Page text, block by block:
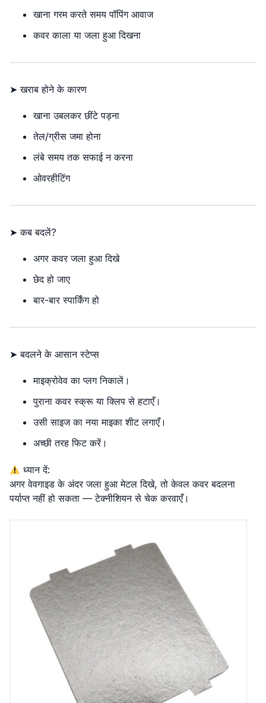
खाना गरम करते समय पॉपिंग आवाज
कवर काला या जला हुआ दिखना
➤ खराब होने के कारण
खाना उबलकर छींटे पड़ना
तेल/ग्रीस जमा होना
लंबे समय तक सफाई न करना
ओवरहीटिंग
➤ कब बदलें?
अगर कवर जला हुआ दिखे
छेद हो जाए
बार-बार स्पार्किंग हो
➤ बदलने के आसान स्टेप्स
माइक्रोवेव का प्लग निकालें।
पुराना कवर स्क्रू या क्लिप से हटाएँ।
उसी साइज का नया माइका शीट लगाएँ।
अच्छी तरह फिट करें।
ध्यान दें:
अगर वेवगाइड के अंदर जला हुआ मेटल दिखे, तो केवल कवर बदलना
पर्याप्त नहीं हो सकता — टेक्नीशियन से चेक करवाएँ।